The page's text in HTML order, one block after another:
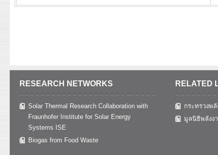
RESEARCH NETWORKS
Solar Thermal Research Collaboration with
Fraunhofer Institute for Solar Energy
Systems ISE
Biogas from Food Waste
RELATED
กระทรวงพลั
มูลนิธิพลังง